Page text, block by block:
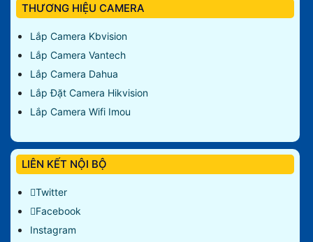
THƯƠNG HIỆU CAMERA
Lắp Camera Kbvision
Lắp Camera Vantech
Lắp Camera Dahua
Lắp Đặt Camera Hikvision
Lắp Camera Wifi Imou
LIÊN KẾT NỘI BỘ
Twitter
Facebook
Instagram